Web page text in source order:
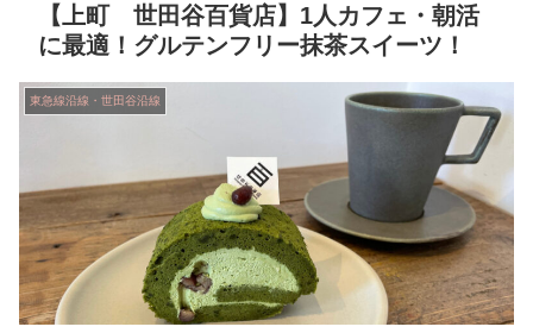
【上町 世田谷百貨店】1人カフェ・朝活
に最適！グルテンフリー抹茶スイーツ！
東急線沿線・世田谷沿線